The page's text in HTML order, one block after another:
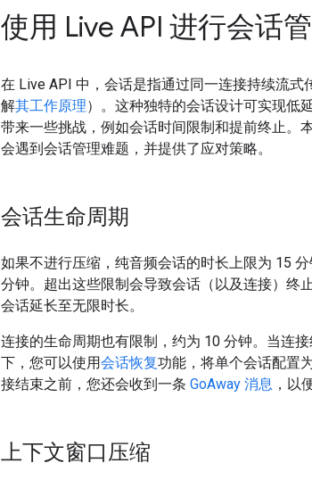
使用 Live API 进行会话
在 Live API 中，会话是指通过同一连接持续流式
解其工作原理）。这种独特的会话设计可实现低
带来一些挑战，例如会话时间限制和提前终止。
会遇到会话管理难题，并提供了应对策略。
会话生命周期
如果不进行压缩，纯音频会话的时长上限为 15
分钟。超出这些限制会导致会话（以及连接）终
会话延长至无限时长。
连接的生命周期也有限制，约为 10 分钟。当连
下，您可以使用会话恢复功能，将单个会话配置
接结束之前，您还会收到一条 GoAway 消息 ，以
上下文窗口压缩